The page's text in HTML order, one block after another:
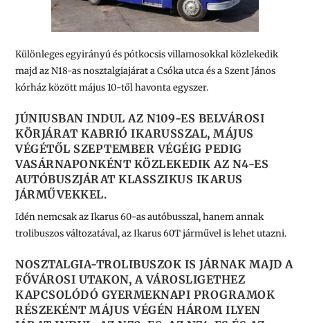
Különleges egyirányú és pótkocsis villamosokkal közlekedik
majd az N18-as nosztalgiajárat a Csóka utca és a Szent János
kórház között május 10-től havonta egyszer.
JÚNIUSBAN INDUL AZ N109-ES BELVÁROSI
KÖRJÁRAT KABRIÓ IKARUSSZAL, MÁJUS
VÉGÉTŐL SZEPTEMBER VÉGÉIG PEDIG
VASÁRNAPONKÉNT KÖZLEKEDIK AZ N4-ES
AUTÓBUSZJÁRAT KLASSZIKUS IKARUS
JÁRMŰVEKKEL.
Idén nemcsak az Ikarus 60-as autóbusszal, hanem annak
trolibuszos változatával, az Ikarus 60T járművel is lehet utazni.
NOSZTALGIA-TROLIBUSZOK IS JÁRNAK MAJD A
FŐVÁROSI UTAKON, A VÁROSLIGETHEZ
KAPCSOLÓDÓ GYERMEKNAPI PROGRAMOK
RÉSZEKÉNT MÁJUS VÉGÉN HÁROM ILYEN